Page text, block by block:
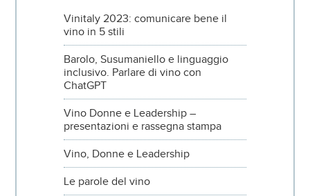
Vinitaly 2023: comunicare bene il
vino in 5 stili
Barolo, Susumaniello e linguaggio
inclusivo. Parlare di vino con
ChatGPT
Vino Donne e Leadership –
presentazioni e rassegna stampa
Vino, Donne e Leadership
Le parole del vino